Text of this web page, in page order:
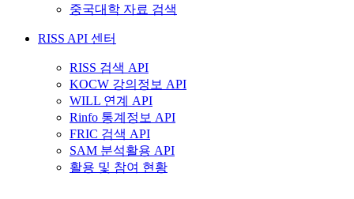
중국대학 자료 검색
RISS API 센터
RISS 검색 API
KOCW 강의정보 API
WILL 연계 API
Rinfo 통계정보 API
FRIC 검색 API
SAM 분석활용 API
활용 및 참여 현황